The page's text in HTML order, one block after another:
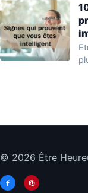
© 2026 Être